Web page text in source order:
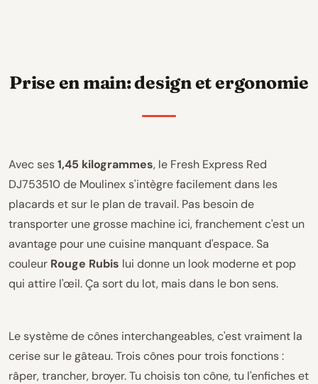
Prise en main: design et ergonomie
Avec ses1,45 kilogrammes, le Fresh Express Red
DJ753510 de Moulinex s'intègre facilement dans les
placards et sur le plan de travail. Pas besoin de
transporter une grosse machine ici, franchement c'est un
avantage pour une cuisine manquant d'espace. Sa
couleur Rouge Rubis lui donne un look moderne et pop
qui attire l'œil. Ça sort du lot, mais dans le bon sens.
Le système de cônes interchangeables, c'est vraiment la
cerise sur le gâteau. Trois cônes pour trois fonctions :
râper, trancher, broyer. Tu choisis ton cône, tu l'enfiches et